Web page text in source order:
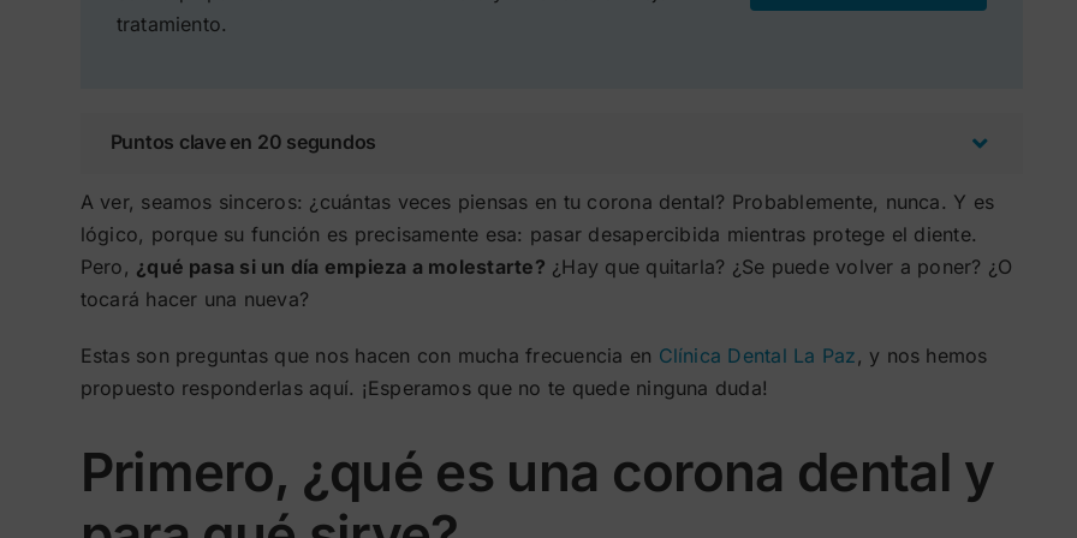
tratamiento.
Puntos clave en 20 segundos
A ver, seamos sinceros: ¿cuántas veces piensas en tu corona dental? Probablemente, nunca. Y es
lógico, porque su función es precisamente esa: pasar desapercibida mientras protege el diente.
Pero, ¿qué pasa si un día empieza a molestarte? ¿Hay que quitarla? ¿Se puede volver a poner? ¿O
tocará hacer una nueva?
Estas son preguntas que nos hacen con mucha frecuencia en Clínica Dental La Paz , y nos hemos
propuesto responderlas aquí. ¡Esperamos que no te quede ninguna duda!
Primero, ¿qué es una corona dental y